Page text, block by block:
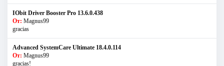
IObit Driver Booster Pro 13.6.0.438
От: Magnus99
gracias
Advanced SystemCare Ultimate 18.4.0.114
От: Magnus99
gracias!